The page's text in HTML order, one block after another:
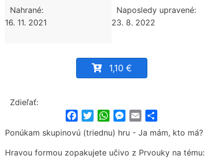
Nahrané:
16. 11. 2021
Naposledy upravené:
23. 8. 2022
1,10 €
Zdieľať:
FacebookTwitterWhatsApp
Messenger
Email
Ponúkam skupinovú (triednu) hru - Ja mám, kto má?
Hravou formou zopakujete učivo z Prvouky na tému: